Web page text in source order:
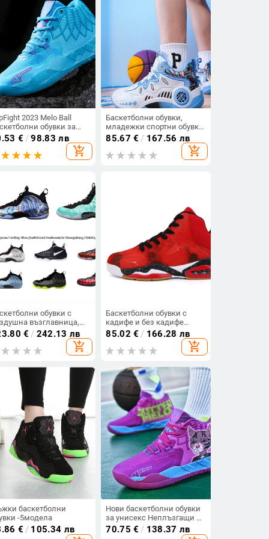
2023 Melo Ball
обувки за
Дамски средни
маратонки
Дишащи
€ /98.83 лв
add_shopping_cart
Баскетболни обувки,
младежки спортни обувки,
неплъзгащи се, устойчиви
на износване,
амортизиращи,
85.67 € / 167.56 лв
add_shopping_cart
обувки с
възглавница,
връх от естествена
дишащи,
от естествена
€ / 242.13 лв
add_shopping_cart
Баскетболни обувки с
кадифе и без кадифе
-няколко цвята
85.02 € / 166.28 лв
add_shopping_cart
баскетболни
-5модела
€ / 105.34 лв
Нови баскетболни обувки
за унисекс Неплъзгащи се
спортни обувки Мъжки
външни високи детски
70.75 € / 138.37 лв